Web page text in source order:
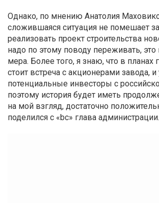
Однако, по мнению Анатолия
сложившаяся ситуация не помешает
реализовать проект строительства
надо по этому поводу переживать,
мера. Более того, я знаю, что в планах
стоит встреча с акционерами завода,
потенциальные инвесторы с
поэтому история будет иметь
на мой взгляд, достаточно
поделился с «bc» глава администрации.